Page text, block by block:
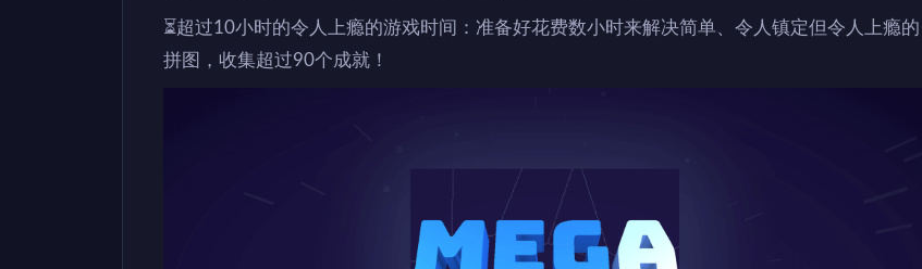
⏳超过10小时的令人上瘾的游戏时间：准备好花费数小时来解决简单、令人镇定但令人上瘾的
拼图，收集超过90个成就！